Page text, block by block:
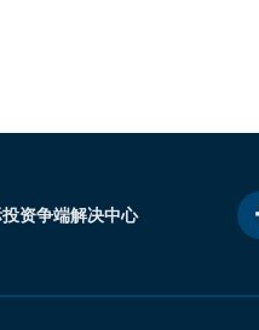
资争端解决中心